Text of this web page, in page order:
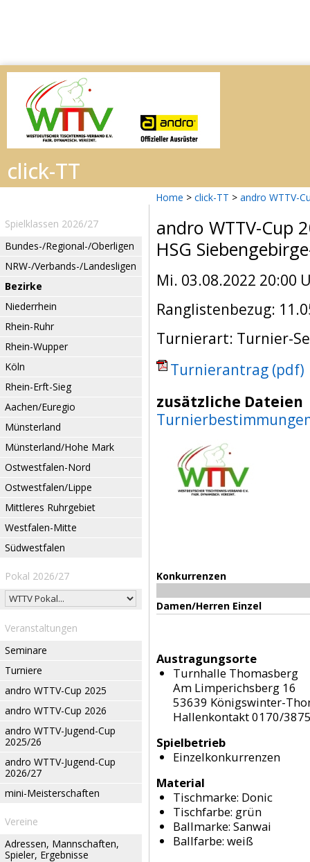
Home > click-TT > andro WTTV-
Spielklassen 2026/27
Bundes-/Regional-/Oberligen
NRW-/Verbands-/Landesligen
Bezirke
Niederrhein
Rhein-Ruhr
Rhein-Wupper
Köln
Rhein-Erft-Sieg
Aachen/Euregio
Münsterland
Münsterland/Hohe Mark
Ostwestfalen-Nord
Ostwestfalen/Lippe
Mittleres Ruhrgebiet
Westfalen-Mitte
Südwestfalen
Pokal 2026/27
Veranstaltungen
Seminare
Turniere
andro WTTV-Cup 2025
andro WTTV-Cup 2026
andro WTTV-Jugend-Cup
2025/26
andro WTTV-Jugend-Cup
2026/27
mini-Meisterschaften
Vereine
Adressen, Mannschaften,
Spieler, Ergebnisse
andro WTTV-Cup
HSG
Mi. 03.08.2022 20:00
Ranglistenbezug:
Turnierart: Turnier-
Turnierantrag (pdf)
zusätzliche Dateien
Konkurrenzen
Damen/Herren Einzel
Austragungsorte
Turnhalle Thomasberg
Am Limperichsberg 16
53639 Königswinter-
Hallenkontakt 0170/
Spielbetrieb
Einzelkonkurrenzen
Material
Tischmarke: Donic
Tischfarbe: grün
Ballmarke: Sanwai
Ballfarbe: weiß